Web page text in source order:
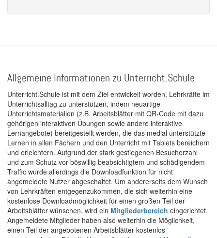
Allgemeine Informationen zu Unterricht.Schule
Unterricht.Schule ist mit dem Ziel entwickelt worden, Lehrkräfte im
Unterrichtsalltag zu unterstützen, indem neuartige
Unterrichtsmaterialien (z.B. Arbeitsblätter mit QR-Code mit dazu
gehörigen interaktiven Übungen sowie andere interaktive
Lernangebote) bereitgestellt werden, die das medial unterstützte
Lernen in allen Fächern und den Unterricht mit Tablets bereichern
und erleichtern. Aufgrund der stark gestiegenen Besucherzahl
und zum Schutz vor böswillig beabsichtigtem und schädigendem
Traffic wurde allerdings die Downloadfunktion für nicht
angemeldete Nutzer abgeschaltet. Um andererseits dem Wunsch
von Lehrkräften entgegenzukommen, die sich weiterhin eine
kostenlose Downloadmöglichkeit für einen großen Teil der
Arbeitsblätter wünschen, wird ein Mitgliederbereich eingerichtet.
Angemeldete Mitglieder haben also weiterhin die Möglichkeit,
einen Teil der angebotenen Arbeitsblätter kostenlos